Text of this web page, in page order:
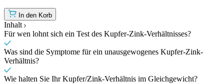
In den Korb
Inhalt
Für wen lohnt sich ein Test des Kupfer-Zink-Verhältnisses?
Was sind die Symptome für ein unausgewogenes Kupfer-Zink-
Verhältnis?
Wie halten Sie Ihr Kupfer/Zink-Verhältnis im Gleichgewicht?